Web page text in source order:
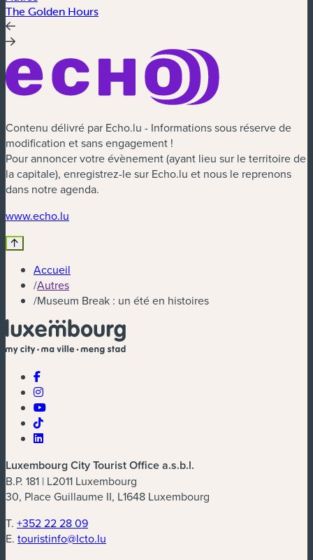
The Golden Hours
Contenu délivré par Echo.lu - Informations sous réserve de
modification et sans engagement !
Pour annoncer votre évènement (ayant lieu sur le territoire de
la capitale), enregistrez-le sur Echo.lu et nous le reprenons
dans notre agenda.
www.echo.lu
Accueil
/Autres
/Museum Break : un été en histoires
Luxembourg City Tourist Office a.s.b.l.
B.P. 181 | L2011 Luxembourg
30, Place Guillaume II, L1648 Luxembourg
T. +352 22 28 09
E. touristinfo@lcto.lu